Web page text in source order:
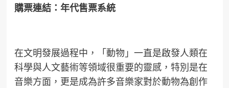
購票連結：年代售票系統
在文明發展過程中，「動物」一直是啟發人類在
科學與人文藝術等領域很重要的靈感，特別是在
音樂方面，更是成為許多音樂家對於動物為創作